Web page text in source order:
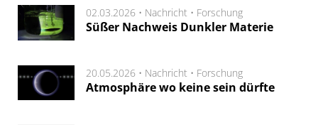
02.03.2026 • Nachricht • Forschung
Süßer Nachweis Dunkler Materie
20.05.2026 • Nachricht • Forschung
Atmosphäre wo keine sein dürfte